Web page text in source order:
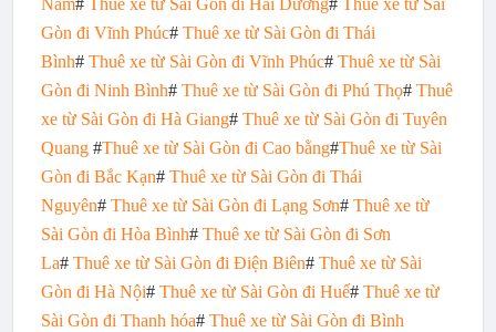
Nam# Thuê xe từ Sài Gòn đi Hải Dương#
Thuê xe từ Sài
Gòn đi Vĩnh Phúc# Thuê xe từ Sài Gòn đi Thái
Bình# Thuê xe từ Sài Gòn đi Vĩnh Phúc# Thuê xe từ Sài
Gòn đi Ninh Bình# Thuê xe từ Sài Gòn đi Phú Thọ# Thuê
xe từ Sài Gòn đi Hà Giang# Thuê xe từ Sài Gòn đi Tuyên
Quang#Thuê xe từ Sài Gòn đi Cao bằng#Thuê xe từ Sài
Gòn đi Bắc Kạn# Thuê xe từ Sài Gòn đi Thái
Nguyên# Thuê xe từ Sài Gòn đi Lạng Sơn# Thuê xe từ
Sài Gòn đi Hòa Bình# Thuê xe từ Sài Gòn đi Sơn
La# Thuê xe từ Sài Gòn đi Điện Biên# Thuê xe từ Sài
Gòn đi Hà Nội# Thuê xe từ Sài Gòn đi Huế# Thuê xe từ
Sài Gòn đi Thanh hóa# Thuê xe từ Sài Gòn đi Bình